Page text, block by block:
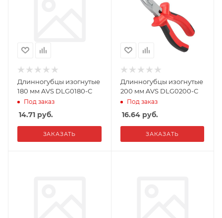
Длинногубцы изогнутые
180 мм AVS DLG0180-C
Под заказ
14.71 руб.
ЗАКАЗАТЬ
Длинногубцы изогнутые
200 мм AVS DLG0200-C
Под заказ
16.64руб.
ЗАКАЗАТЬ